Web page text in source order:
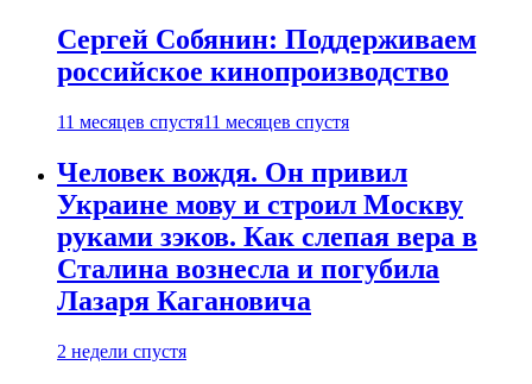
Сергей Собянин: Поддерживаем
российское кинопроизводство
11 месяцев спустя11 месяцев спустя
Человек вождя. Он привил
Украине мову и строил Москву
руками зэков. Как слепая вера в
Сталина вознесла и погубила
Лазаря Кагановича
2 недели спустя